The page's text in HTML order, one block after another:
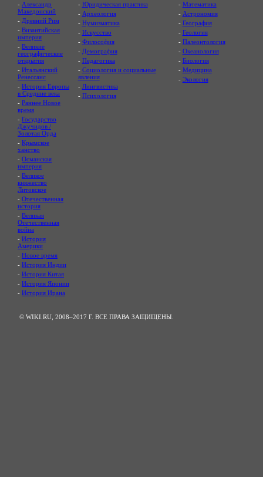
- Александр
Македонский
- Древний Рим
- Византийская
империя
- Великие
географические
открытия
- Итальянский
Ренессанс
- История Европы
в Средние века
- Раннее Новое
время
- Государство
Джучидов /
Золотая Орда
- Крымское
ханство
- Османская
империя
- Великое
княжество
Литовское
- Отечественная
история
- Великая
Отечественная
война
- История
Америки
- Новое время
- История Индии
- История Китая
- История Японии
- История Ирана
- Юридическая практика
- Археология
- Нумизматика
- Искусство
- Философия
- Демография
- Педагогика
- Социология и социальные
явления
- Лингвистика
- Психология
- Математика
- Астрономия
- География
- Геология
- Палеонтология
- Океанология
- Биология
- Медицина
- Экология
© WIKI.RU, 2008–2017 Г. ВСЕ ПРАВА ЗАЩИЩЕНЫ.